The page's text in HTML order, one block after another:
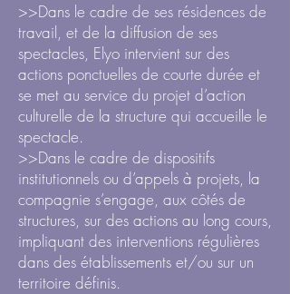
>>Dans le cadre de ses résidences de
travail, et de la diffusion de ses
spectacles, Elyo intervient sur des
actions ponctuelles de courte durée et
se met au service du projet d’action
culturelle de la structure qui accueille le
spectacle.
>>Dans le cadre de dispositifs
institutionnels ou d’appels à projets, la
compagnie s’engage, aux côtés de
structures, sur des actions au long cours,
impliquant des interventions régulières
dans des établissements et/ou sur un
territoire définis.